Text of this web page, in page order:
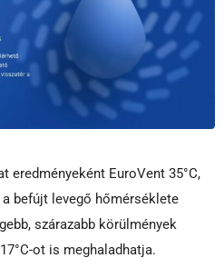
eredményeként EuroVent 35°C,
befújt levegő hőmérséklete
szárazabb körülmények
ot is meghaladhatja.